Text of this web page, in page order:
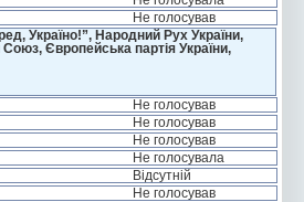
Не голосував
Україно!”, Народний Рух України,
Європейська партія України,
Не голосував
Не голосував
Не голосував
Не голосувала
Відсутній
Не голосував